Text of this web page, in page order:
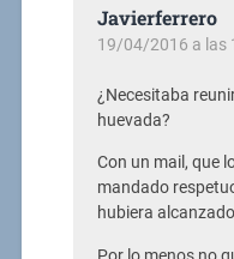
Javierferrero
19/04/2016 a las
¿Necesitaba
huevada?
Con un mail, que
mandado
hubiera alcanzado